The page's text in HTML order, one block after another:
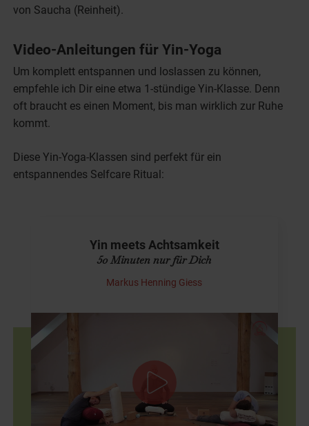
von Saucha (Reinheit).
Video-Anleitungen für Yin-Yoga
Um komplett entspannen und loslassen zu können,
empfehle ich Dir eine etwa 1-stündige Yin-Klasse. Denn
oft braucht es einen Moment, bis man wirklich zur Ruhe
kommt.
Diese Yin-Yoga-Klassen sind perfekt für ein
entspannendes Selfcare Ritual:
Yin meets Achtsamkeit
50 Minuten nur für Dich
Markus Henning Giess
Das Hier und Jetzt ist der einzige Moment, der wirklich
existiert. Deshalb legen wir in diesem Yin Yoga Video den
Fokus ganz besonders auf unsere Achtsamkeit.
Die…